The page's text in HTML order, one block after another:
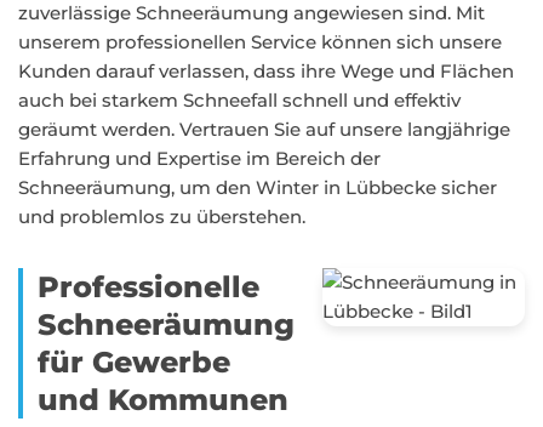
zuverlässige Schneeräumung angewiesen sind. Mit
unserem professionellen Service können sich unsere
Kunden darauf verlassen, dass ihre Wege und Flächen
auch bei starkem Schneefall schnell und effektiv
geräumt werden. Vertrauen Sie auf unsere langjährige
Erfahrung und Expertise im Bereich der
Schneeräumung, um den Winter in Lübbecke sicher
und problemlos zu überstehen.
Professionelle
Schneeräumung
für Gewerbe
und Kommunen